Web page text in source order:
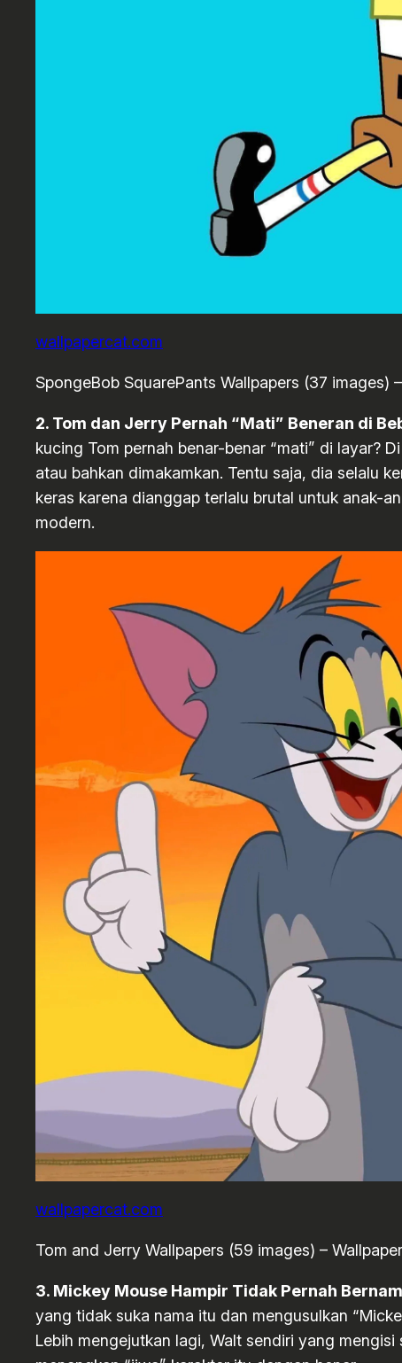
wallpapercat.com
SpongeBob SquarePants Wallpapers (37 images)
2. Tom dan Jerry Pernah “Mati” Beneran di
kucing Tom pernah benar-benar “mati” di layar?
atau bahkan dimakamkan. Tentu saja, dia selalu
keras karena dianggap terlalu brutal untuk anak-
modern.
wallpapercat.com
Tom and Jerry Wallpapers (59 images) –
3. Mickey Mouse Hampir Tidak Pernah
yang tidak suka nama itu dan mengusulkan
Lebih mengejutkan lagi, Walt sendiri yang